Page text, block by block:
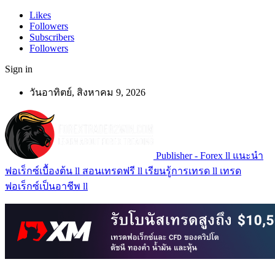
Likes
Followers
Subscribers
Followers
Sign in
วันอาทิตย์, สิงหาคม 9, 2026
Publisher - Forex ll แนะนำ
ฟอเร็กซ์เบื้องต้น ll สอนเทรดฟรี ll เรียนรู้การเทรด ll เทรด
ฟอเร็กซ์เป็นอาชีพ ll